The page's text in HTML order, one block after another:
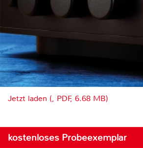
Jetzt laden (, PDF, 6.68 MB)
kostenloses Probeexemplar